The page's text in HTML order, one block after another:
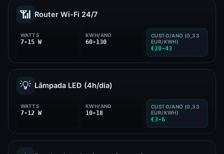
📶 Router Wi-Fi 24/7
WATTS
7-15 W
KWH/ANO
60-130
CUSTO/ANO (0,33
EUR/KWH)
€20-43
💡 Lâmpada LED (4h/dia)
WATTS
7-12 W
KWH/ANO
10-18
CUSTO/ANO (0,33
EUR/KWH)
€3-6